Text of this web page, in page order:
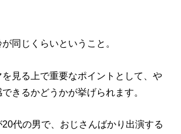
同じくらいということ。
見る上で重要なポイントとして、や
きるかどうかが挙げられます。
代の男で、おじさんばかり出演する